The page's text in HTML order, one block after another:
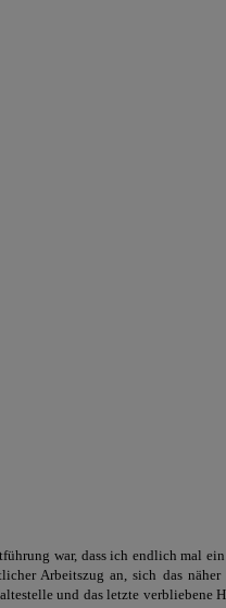
war, dass ich endlich mal
Arbeitszug an, sich das
und das letzte verbliebene